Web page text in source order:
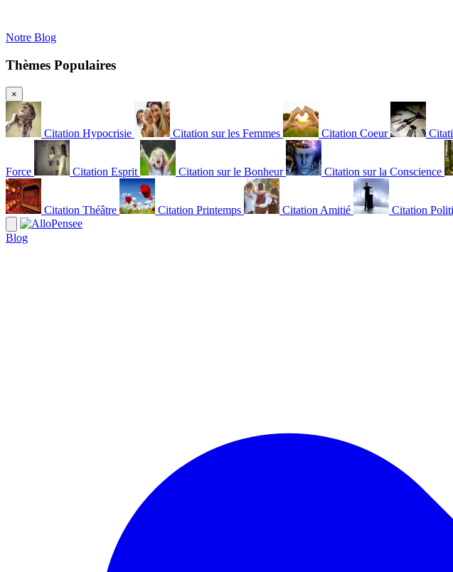
Notre Blog
Thèmes Populaires
×
Citation Hypocrisie Citation sur les Femmes Citation Coeur
Force Citation Esprit Citation sur le Bonheur Citation sur la Conscience
Citation Théâtre Citation Printemps Citation Amitié Citation
Blog